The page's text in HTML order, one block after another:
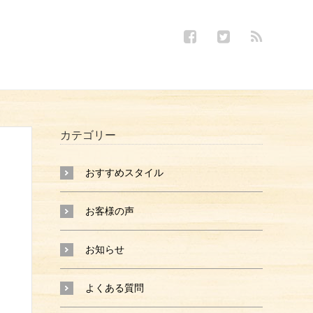
カテゴリー
おすすめスタイル
お客様の声
お知らせ
よくある質問